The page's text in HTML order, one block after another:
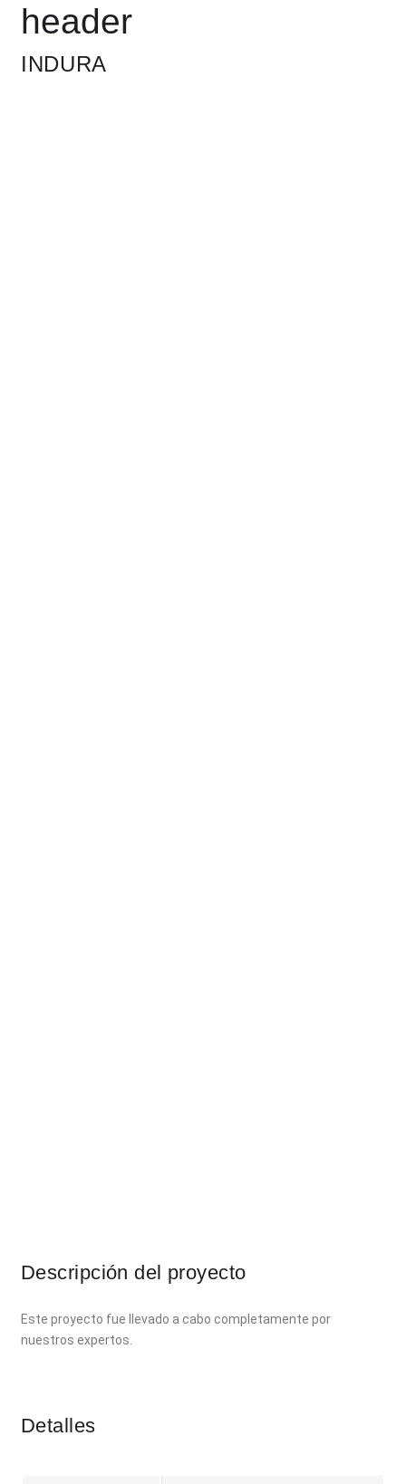
header
INDURA
Descripción del proyecto
Este proyecto fue llevado a cabo completamente por
nuestros expertos.
Detalles